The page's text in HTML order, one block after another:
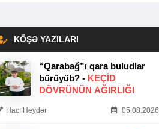
KÖŞƏ YAZILARI
“Qarabağ”ı qara buludlar
bürüyüb? - KEÇID
DÖVRÜNÜN AĞIRLIĞI
Hacı Heydər 05.08.2026